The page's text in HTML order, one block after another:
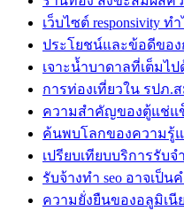
เว็บไซต์ responsivity
ประโยชน์และข้อดีขอ
เจาะน้ำบาดาลที่เต็ม
การท่องเที่ยวใน รปภ.
ความสำคัญของตู้แช่แ
ค้นพบโลกของความรู้
เปรียบเทียบบริการรับ
รับจ้างทำ seo อาจเป็
ความยั่งยืนของอลูมิเนี